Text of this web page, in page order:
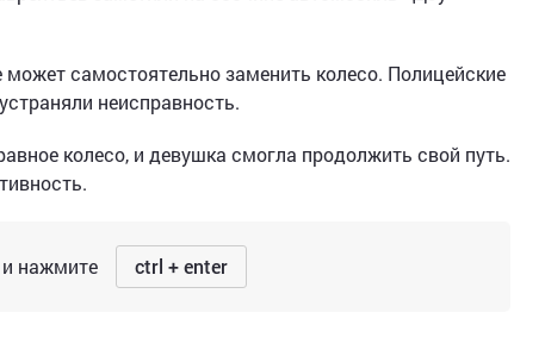
самостоятельно заменить колесо. Полицейские
неисправность.
колесо, и девушка смогла продолжить свой путь.
нажмите ctrl + enter